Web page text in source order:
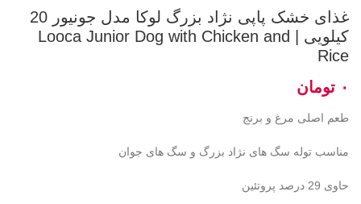
غذای خشک پاپی نژاد بزرگ لوکا مدل جونیور 20
کیلویی | Looca Junior Dog with Chicken and
Rice
تومان
طعم اصلی مرغ و برنج
مناسب توله سگ های نژاد بزرگ و سگ های جوان
حاوی 29 درصد پروتئین